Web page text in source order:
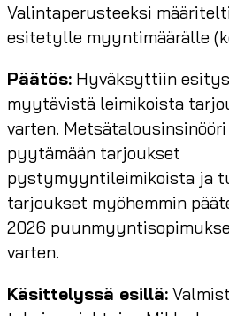
Valintaperusteeksi
esitetylle myyntimäärälle
Päätös: Hyväksyttiin
myytävistä leimikoista
varten.
pyytämään tarjoukset
pystymyyntileimikoista ja
tarjoukset myöhemmin
2026
varten.
Käsittelyssä esillä: